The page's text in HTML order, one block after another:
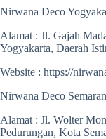
Nirwana Deco
Alamat : Jl. Gajah
Yogyakarta, Daerah
Website : https://
Nirwana Deco
Alamat : Jl. Wolter
Pedurungan, Kota